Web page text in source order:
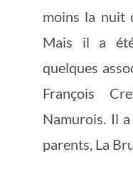
moins la nuit
Mais il a
quelques
François
Namurois. Il
parents, La